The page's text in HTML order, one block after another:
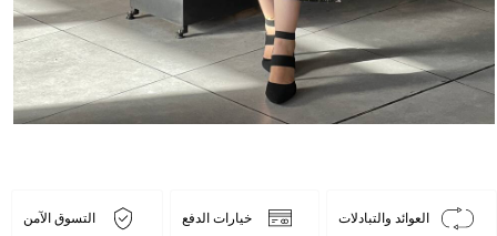
العوائد والتبادلات خيارات الدفع التسوق الآمن